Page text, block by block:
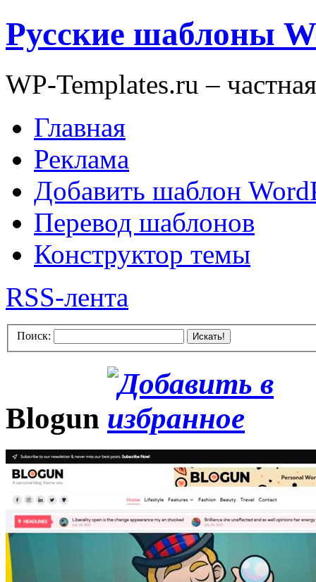
Русские шаблоны
WP-Templates.ru –
Главная
Реклама
Добавить шаблон
Перевод шаблонов
Конструктор темы
RSS-лента
Поиск: Искать!
Blogun